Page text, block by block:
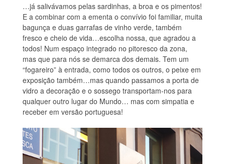
…já salivávamos pelas sardinhas, a broa e os pimentos!
E a combinar com a ementa o convívio foi familiar, muita
bagunça e duas garrafas de vinho verde, também
fresco e cheio de vida…escolha nossa, que agradou a
todos! Num espaço integrado no pitoresco da zona,
mas que para nós se demarca dos demais. Tem um
“fogareiro” à entrada, como todos os outros, o peixe em
exposição também…mas quando passamos a porta de
vidro a decoração e o sossego transportam-nos para
qualquer outro lugar do Mundo… mas com simpatia e
receber em versão portuguesa!